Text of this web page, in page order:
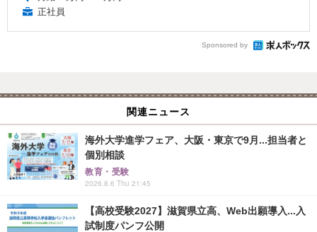
正社員
Sponsored by
関連ニュース
海外大学進学フェア、大阪・東京で9月...担当者と
個別相談
教育・受験
2026.8.6 Thu 21:45
【高校受験2027】滋賀県立高、Web出願導入...入
試制度パンフ公開